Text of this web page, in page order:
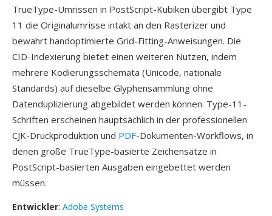
TrueType-Umrissen in PostScript-Kubiken übergibt Type
11 die Originalumrisse intakt an den Rasterizer und
bewahrt handoptimierte Grid-Fitting-Anweisungen. Die
CID-Indexierung bietet einen weiteren Nutzen, indem
mehrere Kodierungsschemata (Unicode, nationale
Standards) auf dieselbe Glyphensammlung ohne
Datenduplizierung abgebildet werden können. Type-11-
Schriften erscheinen hauptsächlich in der professionellen
CJK-Druckproduktion und PDF-Dokumenten-Workflows, in
denen große TrueType-basierte Zeichensätze in
PostScript-basierten Ausgaben eingebettet werden
müssen.
Entwickler: Adobe Systems